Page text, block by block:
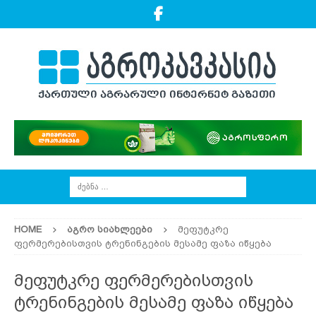
HOME ᲐᲒᲠᲝ ᲡᲘᲐᲮᲚᲔᲔᲑᲘ
მეფუტკრე
ფერმერებისთვის ტრენინგების მესამე ფაზა იწყება
მეფუტკრე ფერმერებისთვის
ტრენინგების მესამე ფაზა იწყება